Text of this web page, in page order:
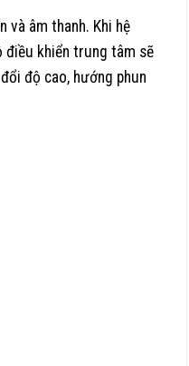
và âm thanh. Khi hệ
điều khiển trung tâm sẽ
độ cao, hướng phun